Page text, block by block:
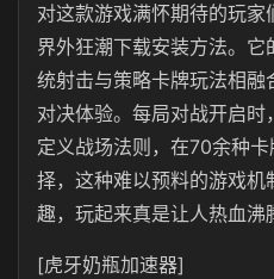
对这款游戏满怀期待的玩
界外狂潮下载安装方法。
统射击与策略卡牌玩法相
对决体验。每局对战开启
定义战场法则，在70余种
择，这种难以预料的游戏机
趣，玩起来真是让人热血沸
[虎牙奶瓶加速器]